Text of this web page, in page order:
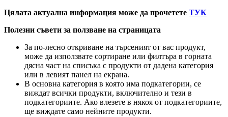
Цялата актуална информация може да прочетете ТУК
Полезни съвети за ползване на страницата
За по-лесно откриване на търсеният от вас продукт,
може да използвате сортиране или филтъра в горната
дясна част на списъка с продукти от дадена категория
или в левият панел на екрана.
В основна категория в която има подкатегории, се
виждат всички продукти, включително и тези в
подкатегориите. Ако влезете в някоя от подкатегориите,
ще виждате само нейните продукти.